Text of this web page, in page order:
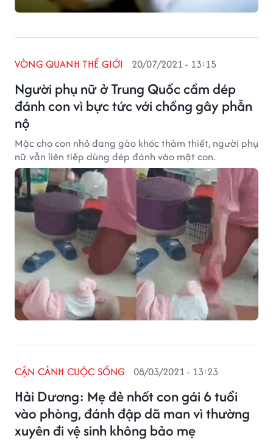
Người phụ nữ ở Trung Quốc cầm dép
đánh con vì bực tức với chồng gây phẫn
nộ
VÒNG QUANH THẾ GIỚI 20/07/2021 - 13:15
Mặc cho con nhỏ đang gào khóc thảm thiết, người phụ
nữ vẫn liên tiếp dùng dép đánh vào mặt con.
Hải Dương: Mẹ đẻ nhốt con gái 6 tuổi
vào phòng, đánh đập dã man vì thường
xuyên đi vệ sinh không bảo mẹ
CẬN CẢNH CUỘC SỐNG 08/03/2021 - 13:23